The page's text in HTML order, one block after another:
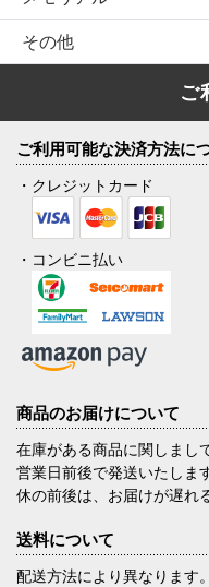
その他
ご
ご利用可能な決済方法に
・クレジットカード
・コンビニ払い
商品のお届けについて
在庫がある商品に関しまし
営業日前後で発送いたしま
休の前後は、お届けが遅れ
送料について
配送方法により異なります。